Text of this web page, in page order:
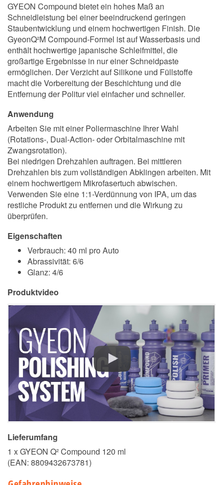
GYEON Compound bietet ein hohes Maß an
Schneidleistung bei einer beeindruckend geringen
Staubentwicklung und einem hochwertigen Finish. Die
GyeonQ²M Compound-Formel ist auf Wasserbasis und
enthält hochwertige japanische Schleifmittel, die
großartige Ergebnisse in nur einer Schneidpaste
ermöglichen. Der Verzicht auf Silikone und Füllstoffe
macht die Vorbereitung der Beschichtung und die
Entfernung der Politur viel einfacher und schneller.
Anwendung
Arbeiten Sie mit einer Poliermaschine Ihrer Wahl
(Rotations-, Dual-Action- oder Orbitalmaschine mit
Zwangsrotation).
Bei niedrigen Drehzahlen auftragen. Bei mittleren
Drehzahlen bis zum vollständigen Abklingen arbeiten. Mit
einem hochwertigem Mikrofasertuch abwischen.
Verwenden Sie eine 1:1-Verdünnung von IPA, um das
restliche Produkt zu entfernen und die Wirkung zu
überprüfen.
Eigenschaften
Verbrauch: 40 ml pro Auto
Abrassivität: 6/6
Glanz: 4/6
Produktvideo
Lieferumfang
1 x GYEON Q² Compound 120 ml
(EAN: 8809432673781)